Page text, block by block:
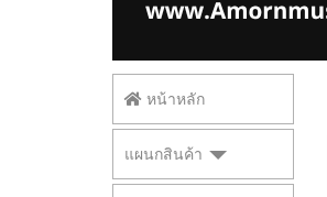
หน้าหลัก
แผนกสินค้า